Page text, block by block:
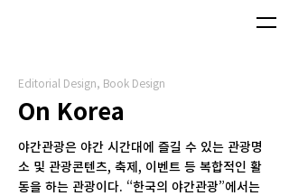
Editorial Design, Book Design
On Korea
야간관광은 야간 시간대에 즐길 수 있는 관광명
소 및 관광콘텐츠, 축제, 이벤트 등 복합적인 활
동을 하는 관광이다. “한국의 야간관광”에서는